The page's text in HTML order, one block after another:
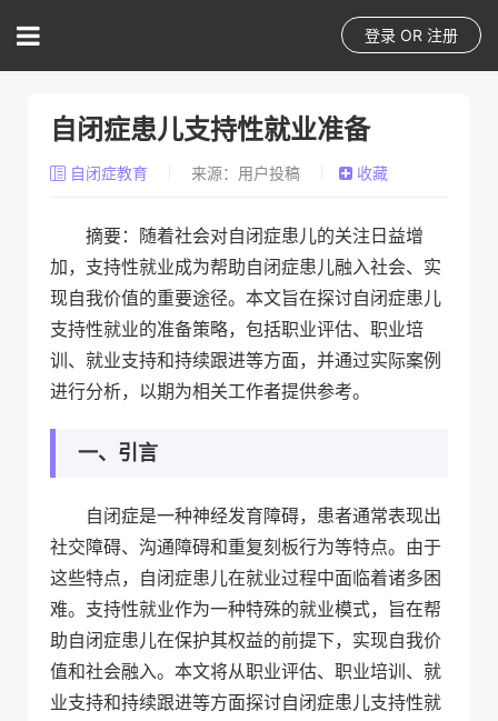
登录 OR 注册
自闭症患儿支持性就业准备
自闭症教育 来源：用户投稿 收藏
摘要：随着社会对自闭症患儿的关注日益增
加，支持性就业成为帮助自闭症患儿融入社会、实
现自我价值的重要途径。本文旨在探讨自闭症患儿
支持性就业的准备策略，包括职业评估、职业培
训、就业支持和持续跟进等方面，并通过实际案例
进行分析，以期为相关工作者提供参考。
一、引言
自闭症是一种神经发育障碍，患者通常表现出
社交障碍、沟通障碍和重复刻板行为等特点。由于
这些特点，自闭症患儿在就业过程中面临着诸多困
难。支持性就业作为一种特殊的就业模式，旨在帮
助自闭症患儿在保护其权益的前提下，实现自我价
值和社会融入。本文将从职业评估、职业培训、就
业支持和持续跟进等方面探讨自闭症患儿支持性就